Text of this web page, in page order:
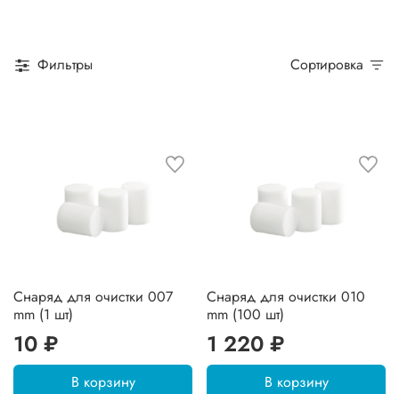
Фильтры Сортировка
Снаряд для очистки 007
mm (1 шт)
10 ₽
В корзину
Снаряд для очистки 010
mm (100 шт)
1 220 ₽
В корзину